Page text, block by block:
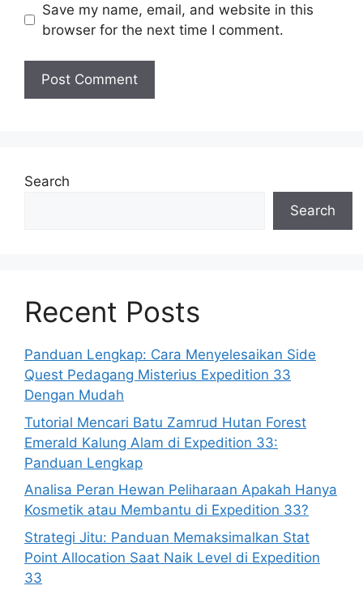
Save my name, email, and website in this
browser for the next time I comment.
Search
Search
Recent Posts
Panduan Lengkap: Cara Menyelesaikan Side
Quest Pedagang Misterius Expedition 33
Dengan Mudah
Tutorial Mencari Batu Zamrud Hutan Forest
Emerald Kalung Alam di Expedition 33:
Panduan Lengkap
Analisa Peran Hewan Peliharaan Apakah Hanya
Kosmetik atau Membantu di Expedition 33?
Strategi Jitu: Panduan Memaksimalkan Stat
Point Allocation Saat Naik Level di Expedition
33